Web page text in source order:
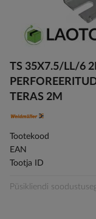
to
the
of
the
gallery
TS 35X7.5/LL/6
TERAS 2M
Tootekood
EAN
Tootja ID
Püsikliendi